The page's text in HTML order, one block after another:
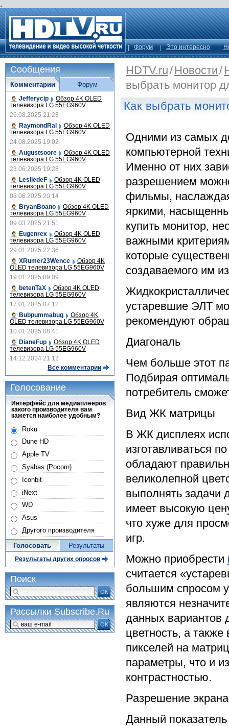
.
Форум Это интересно
HDTV.ru/Новости/
выбрать монитор
Как выбрать
Одними из самых
компьютерной
Именно от них
разрешением
фильмы,
яркими,
купить монитор,
важными
которые
создаваемого им
устаревшие ЭЛТ
рекомендуют
Диагональ
Чем больше этот
Подбирая
потребитель
Вид ЖК матрицы
В ЖК дисплеях
изготавливаться
обладают
великолепной
выполнять задачи
имеет высокую
что хуже для
игр.
Можно приобрести
считается
большим спросом
являются
данных вариантов
цветность, а
пикселей на
параметры, что и
контрастностью.
Разрешение экрана
Данный показатель
Сообщения
Комментарии
Jefferycip Обзор 4K OLED
телевизора LG 55EG960V
26.08.2025 21:28
RaymondRal
Обзор 4K OLED
телевизора LG 55EG960V
24.08.2025 19:02
Augustsoore
Обзор 4K OLED
телевизора LG 55EG960V
23.06.2025 19:28
LesliedeF
Обзор 4K OLED
телевизора LG 55EG960V
03.06.2025 20:14
BryanBoano
Обзор 4K OLED
телевизора LG 55EG960V
09.03.2025 21:51
Eugenrex
Обзор 4K OLED
телевизора LG 55EG960V
29.01.2025 22:36
XRumer23Wence
Обзор 4K
OLED телевизора LG 55EG960V
19.01.2025 09:09
betenTaX
Обзор 4K OLED
телевизора LG 55EG960V
17.01.2025 07:12
Bubpummabug
Обзор 4K
OLED телевизора LG 55EG960V
10.01.2025 08:41
DianeFup
Обзор 4K OLED
телевизора LG 55EG960V
14.12.2024 21:12
Все комментарии
Форум
Голосование
Интерфейс для медиаплееров
какого производителя вам
кажется наиболее удобным?
Roku
Dune HD
Apple TV
Syabas (Pocorn)
Iconbit
iNext
WD
Asus
Другого производителя
Голосовать Результаты
Результаты других опросов
Поиск
ОК
Рассылки Subscribe.Ru
ОК